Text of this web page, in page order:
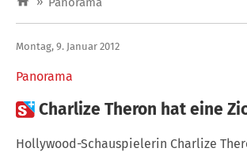
Panorama
Montag, 9. Januar 2012
Charlize Theron hat eine
Hollywood-Schauspielerin Charlize